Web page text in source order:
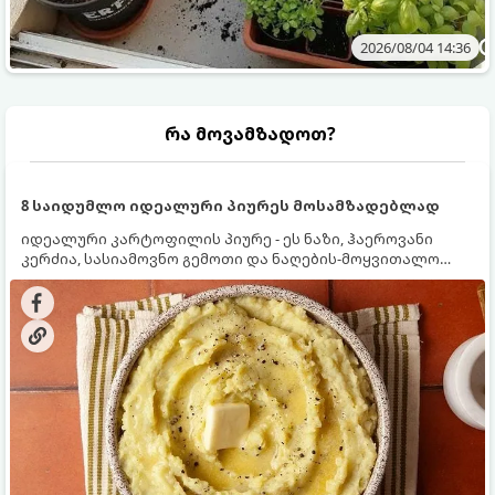
2026/08/04 14:36
რა მოვამზადოთ?
8 საიდუმლო იდეალური პიურეს მოსამზადებლად
იდეალური კარტოფილის პიურე - ეს ნაზი, ჰაეროვანი
კერძია, სასიამოვნო გემოთი და ნაღების-მოყვითალო
ფერით. მისი მომზადება ძალიან მარტივია, მაგრამ
არსებობს რამდენიმე საიდუმლო, რომლებიც უნდა
იცოდეთ, რომ პიურე იდეალურად გემრიელი გამოვიდეს.